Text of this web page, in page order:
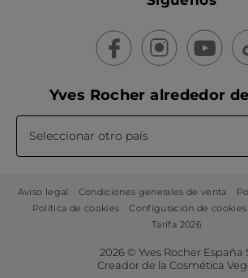
Yves Rocher alrededor
Seleccionar otro país
Aviso legal Condiciones generales de venta
Política de cookies
Configuración de cookies
Tarifa 2026
2026 © Yves Rocher España
Creador de la Cosmética